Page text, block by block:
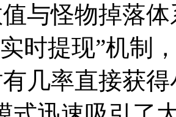
与怪物掉落
时提现”机制
几率直接获